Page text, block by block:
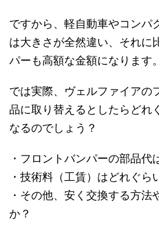
ですから、軽自動車やコンパ
は大きさが全然違い、それに
パーも高額な金額になります。
では実際、ヴェルファイアの
品に取り替えるとしたらどれ
なるのでしょう？
・フロントバンパーの部品代
・技術料（工賃）はどれぐら
・その他、安く交換する方法
か？